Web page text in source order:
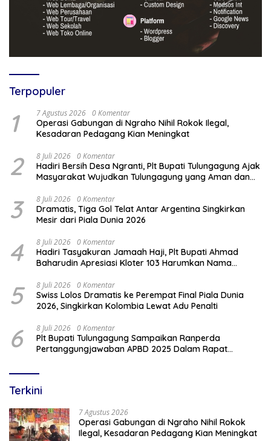
Terpopuler
1 7 Agustus 2026 0 Komentar
Operasi Gabungan di Ngraho Nihil Rokok Ilegal,
Kesadaran Pedagang Kian Meningkat
2 8 Juli 2026 0 Komentar
Hadiri Bersih Desa Ngranti, Plt Bupati Tulungagung Ajak
Masyarakat Wujudkan Tulungagung yang Aman dan
3 8 Juli 2026 0 Komentar
Dramatis, Tiga Gol Telat Antar Argentina Singkirkan
Mesir dari Piala Dunia 2026
4 8 Juli 2026 0 Komentar
Hadiri Tasyakuran Jamaah Haji, Plt Bupati Ahmad
Baharudin Apresiasi Kloter 103 Harumkan Nama
5 8 Juli 2026 0 Komentar
Swiss Lolos Dramatis ke Perempat Final Piala Dunia
2026, Singkirkan Kolombia Lewat Adu Penalti
6 8 Juli 2026 0 Komentar
Plt Bupati Tulungagung Sampaikan Ranperda
Pertanggungjawaban APBD 2025 Dalam Rapat
Terkini
7 Agustus 2026
Operasi Gabungan di Ngraho Nihil Rokok
Ilegal, Kesadaran Pedagang Kian Meningkat